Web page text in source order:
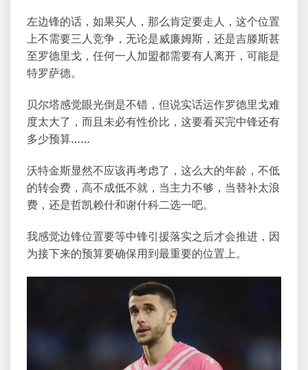
左边锋的话，如果买人，那么肯定要走人，这个位置
上不需要三人竞争，无论是威廉姆斯，还是吉滕斯甚
至罗德里戈，任何一人加盟都需要有人离开，可能是
特罗萨德。
贝尔塔感觉眼光倒是不错，但说实话运作罗德里戈难
度太大了，而且未必有性价比，这要看买完中锋还有
多少预算……
沃特金斯显然不应该再考虑了，这么大的年龄，不低
的转会费，高不成低不就，当主力不够，当替补太浪
费，还是哲凯赖什和谢什科二选一吧。
我感觉边锋位置要等中锋引援落实之后才会推进，因
为接下来的预算要确保用到最重要的位置上。